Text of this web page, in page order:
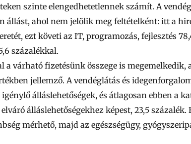
szinte elengedhetetlennek számít. A
ahol nem jelölik meg feltételként: itt a
ezt követi az IT, programozás, fejlesztés
százalékkal.
a várható fizetésünk összege is
jellemző. A vendéglátás és
álláslehetőségek, és átlagosan ebben a
álláslehetőségekhez képest, 23,5
mérhető, majd az egészségügy,